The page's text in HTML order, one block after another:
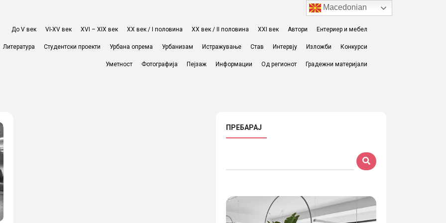
До V век VI-XV век XVI – XIX век ХХ век / I половина ХХ век / II половина XXI век Автори Ентериер и мебел
Литература Студентски проекти Урбана опрема Урбанизам Истражување Став Интервју Изложби Конкурси
Уметност Фотографија Пејзаж Информации Од регионот Градежни материјали
ПРЕБАРАЈ
Macedonian